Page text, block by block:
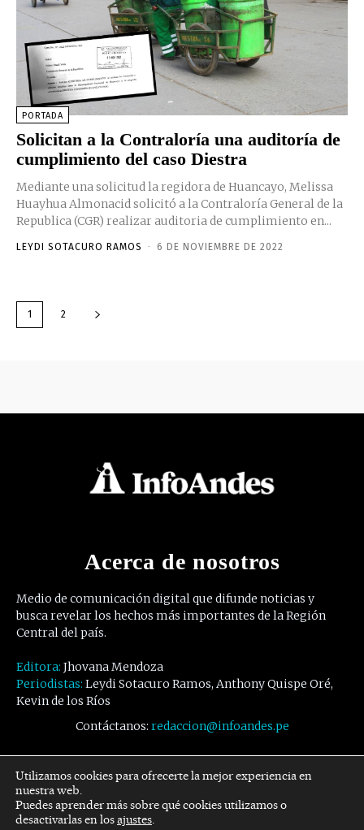
PORTADA
Solicitan a la Contraloría una auditoría de
cumplimiento del caso Diestra
Mediante una solicitud la regidora de Huancayo, Melissa
Huayhua Almonacid solicitó a la Contraloría General de la
Republica (CGR) realizar auditoria de cumplimiento en...
LEYDI SOTACURO RAMOS - 6 DE NOVIEMBRE DE 2022
1 2
Acerca de nosotros
Medio de comunicación digital que difunde noticias y
busca revelar los hechos más importantes de la Región
Central del país.
Editora: Jhovana Mendoza
Periodistas: Leydi Sotacuro Ramos, Anthony Quispe Oré,
Kevin de los Ríos
Contáctanos: redaccion@infoandes.pe
Síguenos
Facebook Twitter Youtube
Utilizamos cookies para ofrecerte la mejor experiencia en
nuestra web.
Puedes aprender más sobre qué cookies utilizamos o
desactivarlas en losajustes.